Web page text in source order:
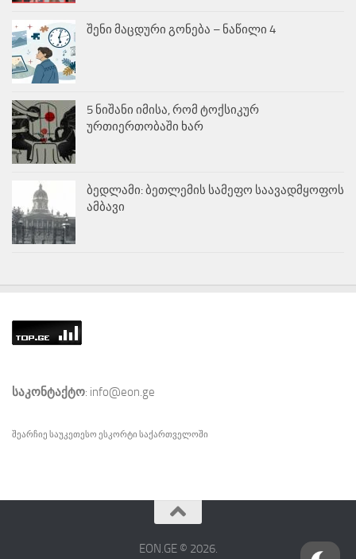
შენი მაცდური გონება – ნაწილი 4
5 ნიშანი იმისა, რომ ტოქსიკურ
ურთიერთობაში ხარ
ბედლამი: ბეთლემის სამეფო საავადმყოფოს
ამბავი
საკონტაქტო: info@eon.ge
შეარჩიე საუკეთესო ესკორტი საქართველოში
EON.GE © 2026.